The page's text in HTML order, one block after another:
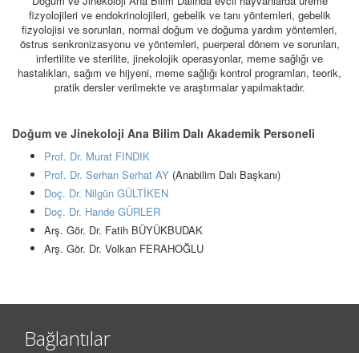
fizyolojileri ve endokrinolojileri, gebelik ve tanı yöntemleri, gebelik
fizyolojisi ve sorunları, normal doğum ve doğuma yardım yöntemleri,
östrus senkronizasyonu ve yöntemleri, puerperal dönem ve sorunları,
infertilite ve sterilite, jinekolojik operasyonlar, meme sağlığı ve
hastalıkları, sağım ve hijyeni, meme sağlığı kontrol programları, teorik,
pratik dersler verilmekte ve araştırmalar yapılmaktadır.
Doğum ve Jinekoloji Ana Bilim Dalı Akademik Personeli
Prof. Dr. Murat FINDIK
Prof. Dr. Serhan Serhat AY (Anabilim Dalı Başkanı)
Doç. Dr. Nilgün GÜLTİKEN
Doç. Dr. Hande GÜRLER
Arş. Gör. Dr. Fatih BÜYÜKBUDAK
Arş. Gör. Dr. Volkan FERAHOĞLU
Bağlantılar